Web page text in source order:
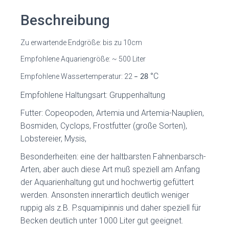
Beschreibung
Zu erwartende Endgröße: bis zu 10cm
Empfohlene Aquariengröße: ~ 500 Liter
Empfohlene Wassertemperatur: 22 – 28 °C
Empfohlene Haltungsart: Gruppenhaltung
Futter: Copeopoden, Artemia und Artemia-Nauplien,
Bosmiden, Cyclops, Frostfutter (große Sorten),
Lobstereier, Mysis,
Besonderheiten: eine der haltbarsten Fahnenbarsch-
Arten, aber auch diese Art muß speziell am Anfang
der Aquarienhaltung gut und hochwertig gefüttert
werden. Ansonsten innerartlich deutlich weniger
ruppig als z.B. P.squamipinnis und daher speziell für
Becken deutlich unter 1000 Liter gut geeignet.